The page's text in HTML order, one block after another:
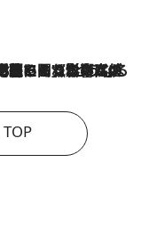
る」ホルムズ海峡封鎖による影響はいつまで続く？《エネルギー専門家に聞く“どうなる日本の暮らし”》